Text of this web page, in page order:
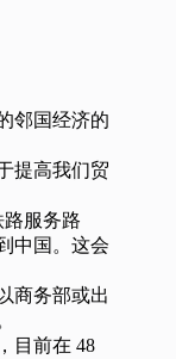
邻国经济的
提高我们贸
路服务路
中国。这会
商务部或出
目前在 48